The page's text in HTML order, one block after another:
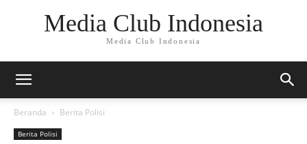
Media Club Indonesia
Media Club Indonesia
Beranda Berita Polisi
Berita Polisi